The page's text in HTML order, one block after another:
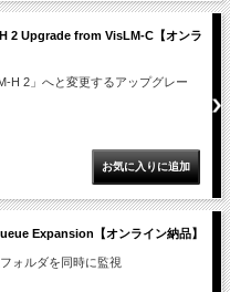
2 Upgrade from VisLM-C【オンラ
H 2」へと変更するアップグレー
Expansion【オンライン納品】
ォルダを同時に監視